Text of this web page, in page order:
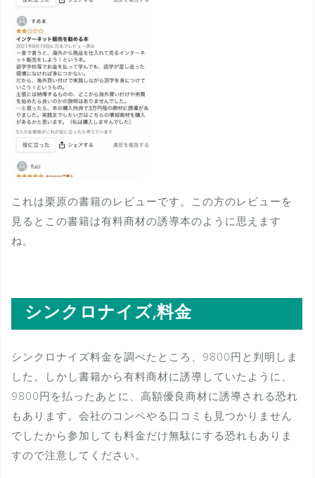
これは栗原の書籍のレビューです。この方のレビューを
見るとこの書籍は有料商材の誘導本のように思えます
ね。
シンクロナイズ,料金
シンクロナイズ料金を調べたところ、9800円と判明しま
した。しかし書籍から有料商材に誘導していたように、
9800円を払ったあとに、高額優良商材に誘導される恐れ
もあります。会社のコンペやる口コミも見つかりません
でしたから参加しても料金だけ無駄にする恐れもありま
すので注意してください。